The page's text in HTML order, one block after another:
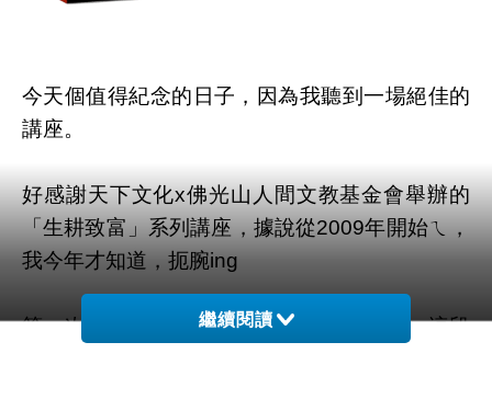
今天個值得紀念的日子，因為我聽到一場絕佳的
講座。
好感謝天下文化x佛光山人間文教基金會舉辦的
「生耕致富」系列講座，據說從2009年開始ㄟ，
我今年才知道，扼腕ing
第一次，是為了何培鈞的『天空的院子』，這段
繼續閱讀